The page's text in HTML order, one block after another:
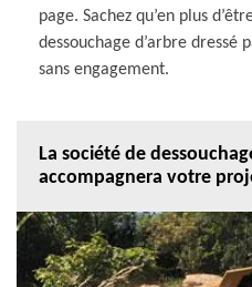
page. Sachez qu’en plus
dessouchage d’arbre dressé
sans engagement.
La société de
accompagnera votre